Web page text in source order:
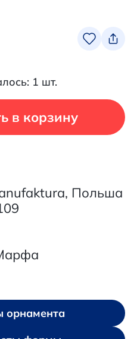
09-76
Польша
1 шт.
в корзину
орнамента